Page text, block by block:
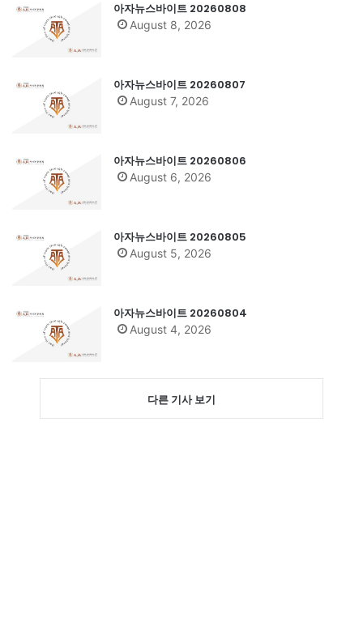
아자뉴스바이트 20260808
August 8, 2026
아자뉴스바이트 20260807
August 7, 2026
아자뉴스바이트 20260806
August 6, 2026
아자뉴스바이트 20260805
August 5, 2026
아자뉴스바이트 20260804
August 4, 2026
다른 기사 보기